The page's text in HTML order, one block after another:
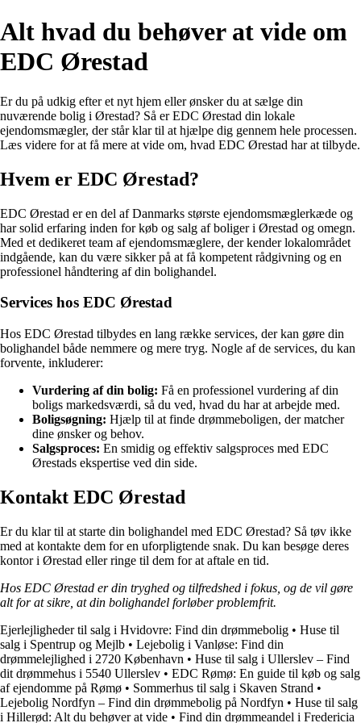
Alt hvad du behøver at vide om
EDC Ørestad
Er du på udkig efter et nyt hjem eller ønsker du at sælge din
nuværende bolig i Ørestad? Så er EDC Ørestad din lokale
ejendomsmægler, der står klar til at hjælpe dig gennem hele processen.
Læs videre for at få mere at vide om, hvad EDC Ørestad har at tilbyde.
Hvem er EDC Ørestad?
EDC Ørestad er en del af Danmarks største ejendomsmæglerkæde og
har solid erfaring inden for køb og salg af boliger i Ørestad og omegn.
Med et dedikeret team af ejendomsmæglere, der kender lokalområdet
indgående, kan du være sikker på at få kompetent rådgivning og en
professionel håndtering af din bolighandel.
Services hos EDC Ørestad
Hos EDC Ørestad tilbydes en lang række services, der kan gøre din
bolighandel både nemmere og mere tryg. Nogle af de services, du kan
forvente, inkluderer:
Vurdering af din bolig: Få en professionel vurdering af din
boligs markedsværdi, så du ved, hvad du har at arbejde med.
Boligsøgning: Hjælp til at finde drømmeboligen, der matcher
dine ønsker og behov.
Salgsproces: En smidig og effektiv salgsproces med EDC
Ørestads ekspertise ved din side.
Kontakt EDC Ørestad
Er du klar til at starte din bolighandel med EDC Ørestad? Så tøv ikke
med at kontakte dem for en uforpligtende snak. Du kan besøge deres
kontor i Ørestad eller ringe til dem for at aftale en tid.
Hos EDC Ørestad er din tryghed og tilfredshed i fokus, og de vil gøre
alt for at sikre, at din bolighandel forløber problemfrit.
Ejerlejligheder til salg i Hvidovre: Find din drømmebolig • Huse til
salg i Spentrup og Mejlb • Lejebolig i Vanløse: Find din
drømmelejlighed i 2720 København • Huse til salg i Ullerslev – Find
dit drømmehus i 5540 Ullerslev • EDC Rømø: En guide til køb og salg
af ejendomme på Rømø • Sommerhus til salg i Skaven Strand •
Lejebolig Nordfyn – Find din drømmebolig på Nordfyn • Huse til salg
i Hillerød: Alt du behøver at vide • Find din drømmeandel i Fredericia